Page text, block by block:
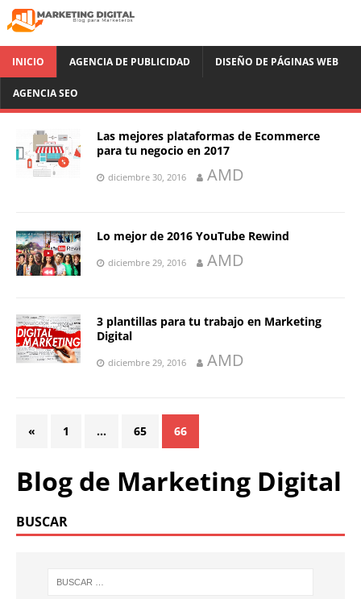
INICIO AGENCIA DE PUBLICIDAD DISEÑO DE PÁGINAS WEB
AGENCIA SEO
Las mejores plataformas de Ecommerce
para tu negocio en 2017
diciembre 30, 2016 AMD
Lo mejor de 2016 YouTube Rewind
diciembre 29, 2016 AMD
3 plantillas para tu trabajo en Marketing
Digital
diciembre 29, 2016 AMD
« 1 … 65 66
Blog de Marketing Digital
BUSCAR